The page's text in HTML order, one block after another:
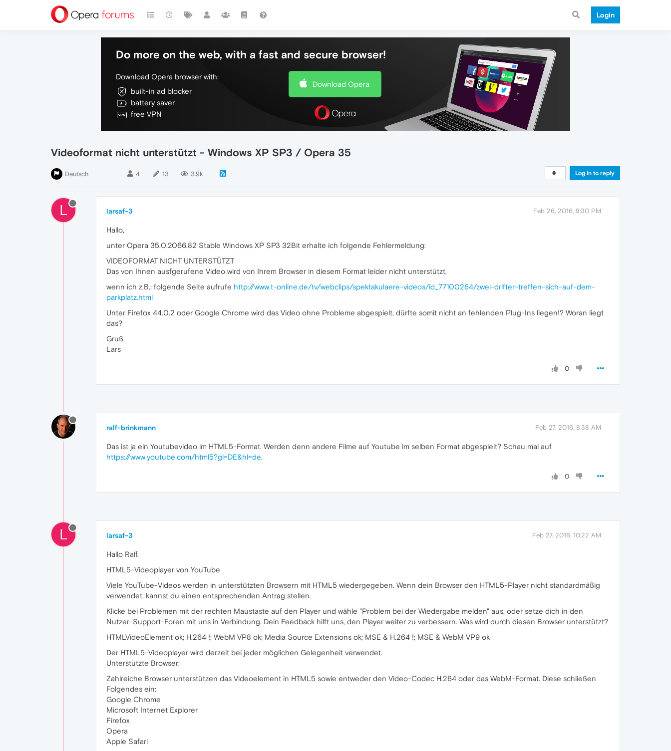
Login
Do more on the web, with a fast and secure browser!
Download Opera browser with:
built-in ad blocker
battery saver
free VPN
Download Opera
Videoformat nicht unterstützt - Windows XP SP3 / Opera 35
Deutsch 4 13 3.9k Log in to reply
L larsaf-3 Feb 26, 2016, 9:30 PM
Hallo,
unter Opera 35.0.2066.82 Stable Windows XP SP3 32Bit erhalte ich folgende Fehlermeldung:
VIDEOFORMAT NICHT UNTERSTÜTZT
Das von Ihnen ausfgerufene Video wird von Ihrem Browser in diesem Format leider nicht unterstützt,
wenn ich z.B.: folgende Seite aufrufe http://www.t-online.de/tv/webclips/spektakulaere-videos/id_77100264/zwei-drifter-treffen-sich-auf-dem-
parkplatz.html
Unter Firefox 44.0.2 oder Google Chrome wird das Video ohne Probleme abgespielt, dürfte somit nicht an fehlenden Plug-Ins liegen!? Woran liegt
das?
Gruß
Lars
0
ralf-brinkmann Feb 27, 2016, 8:38 AM
Das ist ja ein Youtubevideo im HTML5-Format. Werden denn andere Filme auf Youtube im selben Format abgespielt? Schau mal auf
https://www.youtube.com/html5?gl=DE&hl=de.
0
L larsaf-3 Feb 27, 2016, 10:22 AM
Hallo Ralf,
HTML5-Videoplayer von YouTube
Viele YouTube-Videos werden in unterstützten Browsern mit HTML5 wiedergegeben. Wenn dein Browser den HTML5-Player nicht standardmäßig
verwendet, kannst du einen entsprechenden Antrag stellen.
Klicke bei Problemen mit der rechten Maustaste auf den Player und wähle "Problem bei der Wiedergabe melden" aus, oder setze dich in den
Nutzer-Support-Foren mit uns in Verbindung. Dein Feedback hilft uns, den Player weiter zu verbessern. Was wird durch diesen Browser unterstützt?
HTMLVideoElement ok; H.264 !; WebM VP8 ok; Media Source Extensions ok; MSE & H.264 !; MSE & WebM VP9 ok
Der HTML5-Videoplayer wird derzeit bei jeder möglichen Gelegenheit verwendet.
Unterstützte Browser:
Zahlreiche Browser unterstützen das Videoelement in HTML5 sowie entweder den Video-Codec H.264 oder das WebM-Format. Diese schließen
Folgendes ein:
Google Chrome
Microsoft Internet Explorer
Firefox
Opera
Apple Safari